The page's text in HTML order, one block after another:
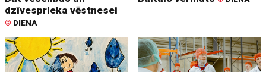
dzīvesprieka vēstnesei
© DIENA